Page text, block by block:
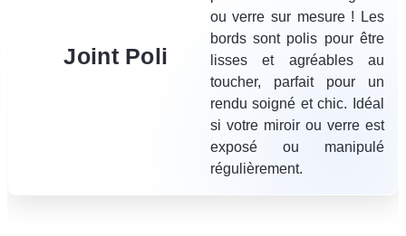
Joint Poli
ou verre sur mesure ! Les
bords sont polis pour être
lisses et agréables au
toucher, parfait pour un
rendu soigné et chic. Idéal
si votre miroir ou verre est
exposé ou manipulé
régulièrement.